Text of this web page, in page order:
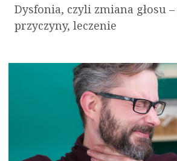
Dysfonia, czyli zmiana głosu
przyczyny, leczenie